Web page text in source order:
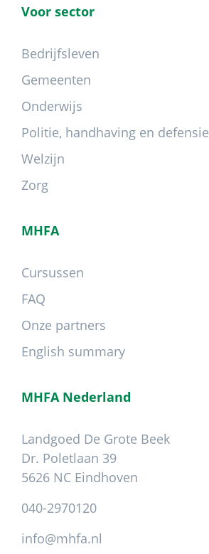
Voor sector
Bedrijfsleven
Gemeenten
Onderwijs
Politie, handhaving en defensie
Welzijn
Zorg
MHFA
Cursussen
FAQ
Onze partners
English summary
MHFA Nederland
Landgoed De Grote Beek
Dr. Poletlaan 39
5626 NC Eindhoven
040-2970120
info@mhfa.nl